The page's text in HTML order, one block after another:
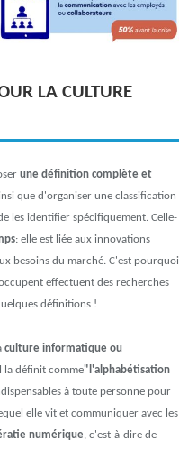
LA CULTURE
une définition complète et
que d'organiser une classification
les identifier spécifiquement. Celle-
: elle est liée aux innovations
besoins du marché. C'est pourquoi
effectuent des recherches
définitions !
culture informatique ou
la définit comme"l'alphabétisation
à toute personne pour
elle vit et communiquer avec les
numérique , c'est-à-dire de